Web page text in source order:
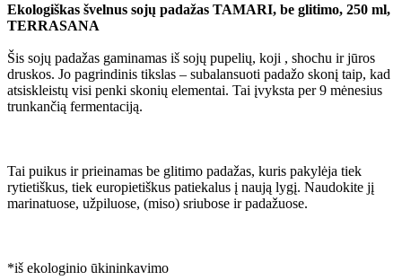
Ekologiškas švelnus sojų padažas TAMARI, be glitimo, 250 ml,
TERRASANA
Šis sojų padažas gaminamas iš sojų pupelių, koji , shochu ir jūros
druskos. Jo pagrindinis tikslas – subalansuoti padažo skonį taip, kad
atsiskleistų visi penki skonių elementai. Tai įvyksta per 9 mėnesius
trunkančią fermentaciją.
Tai puikus ir prieinamas be glitimo padažas, kuris pakylėja tiek
rytietiškus, tiek europietiškus patiekalus į naują lygį. Naudokite jį
marinatuose, užpiluose, (miso) sriubose ir padažuose.
*iš ekologinio ūkininkavimo